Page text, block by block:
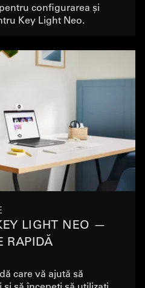
configurarea și
Key Light Neo.
LIGHT NEO —
RAPIDĂ
care vă ajută să